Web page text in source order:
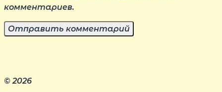
комментариев.
© 2026